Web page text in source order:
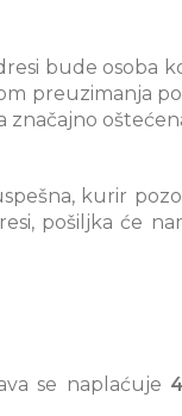
bude osoba
preuzimanja
kurir
pošiljka će
se naplaćuje